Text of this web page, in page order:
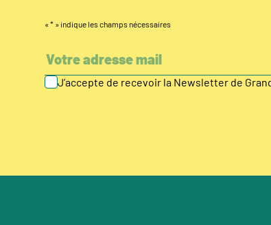
« * » indique les champs nécessaires
J’accepte de recevoir la Newsletter de